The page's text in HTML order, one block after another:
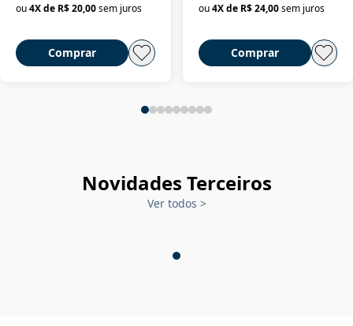
ou4X de R$ 20,00sem juros
Comprar
ou 4X de R$ 24,00 sem juros
Comprar
Novidades Terceiros
Ver todos >